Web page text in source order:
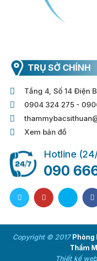
TRỤ SỞ CHÍNH
Tầng 4, Số 14 Điện
0904 324 275 -
Xem bản đồ
Hotline
090
Copyright © 2017Phòng
Thẩm
Thiết kế